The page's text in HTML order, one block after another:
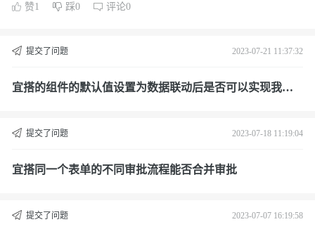
赞1 踩0 评论0
提交了问题 2023-07-21 11:37:32
宜搭的组件的默认值设置为数据联动后是否可以实现我不
提交了问题 2023-07-18 11:19:04
宜搭同一个表单的不同审批流程能否合并审批
提交了问题 2023-07-07 16:19:58